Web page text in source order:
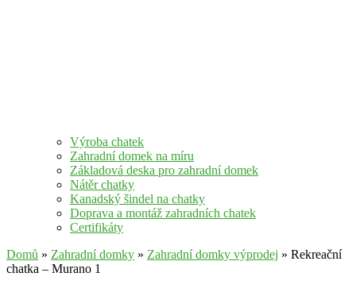
Výroba chatek
Zahradní domek na míru
Základová deska pro zahradní domek
Nátěr chatky
Kanadský šindel na chatky
Doprava a montáž zahradních chatek
Certifikáty
Domů » Zahradní domky » Zahradní domky výprodej » Rekreační
chatka – Murano 1